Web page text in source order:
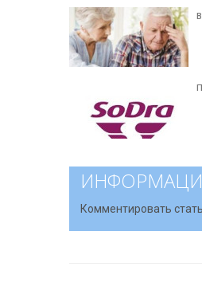
Комментировать